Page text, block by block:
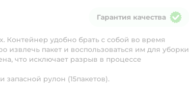
Гарантия качества
Контейнер удобно брать с собой во время
извлечь пакет и воспользоваться им для уборки
что исключает разрыв в процессе
рулон (15пакетов).